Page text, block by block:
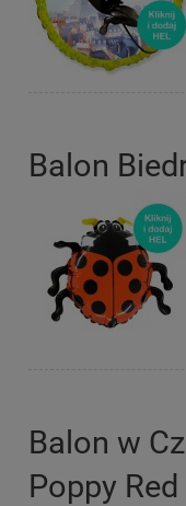
Balon
Balon w
Poppy